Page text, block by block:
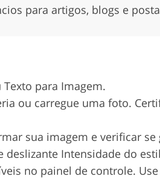
para artigos, blogs e
para Imagem.
ou carregue uma foto.
sua imagem e verificar
deslizante Intensidade do
no painel de controle.